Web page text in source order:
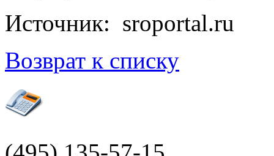
Источник: sroportal.ru
Возврат к списку